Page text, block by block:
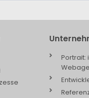
Portrait: